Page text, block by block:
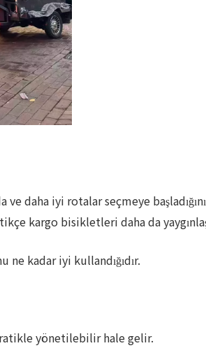
ve daha iyi rotalar seçmeye
kargo bisikletleri daha da
kadar iyi kullandığıdır.
yönetilebilir hale gelir.